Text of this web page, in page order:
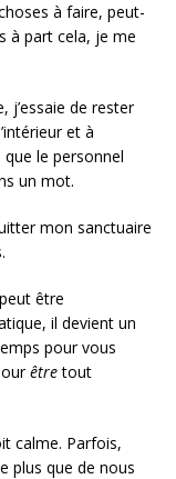
à faire, peut-
à part cela, je me
j’essaie de rester
et à
que le personnel
un mot.
mon sanctuaire
être
il devient un
pour vous
êtretout
calme. Parfois,
plus que de nous